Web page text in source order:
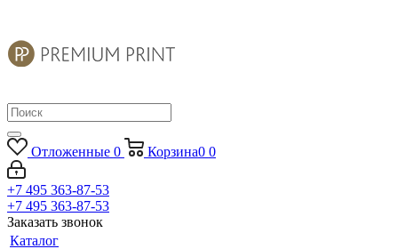
Отложенные 0 Корзина0 0
+7 495 363-87-53
+7 495 363-87-53
Заказать звонок
Каталог